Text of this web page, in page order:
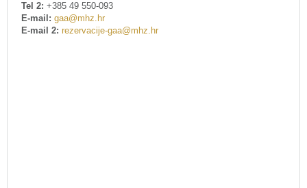
Tel 2: +385 49 550-093
E-mail: gaa@mhz.hr
E-mail 2: rezervacije-gaa@mhz.hr